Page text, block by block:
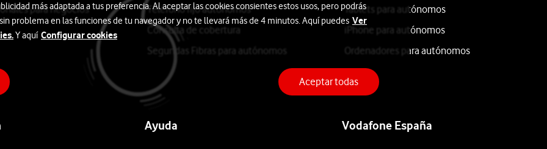
para negocios
Teléfono fijo autónomos
Consulta de cobertura
Segundas Fibras para autónomos
Tablets para autónomos
iPhone para autónomos
Ordenadores para autónomos
Ayuda Vodafone España
más adaptada a tus preferencia. Al aceptar las cookies consientes estos usos, pero podrás
problema en las funciones de tu navegador y no te llevará más de 4 minutos. Aquí puedes Ver
Y aquí Configurar cookies
Aceptar todas